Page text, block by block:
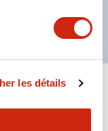
les détails